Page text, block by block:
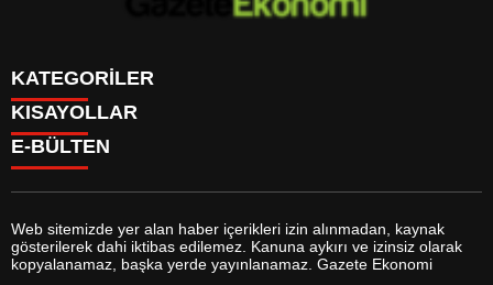
KATEGORİLER
GÜNDEM
DÜNYA
SİYASET
MAGAZİN
SAĞLIK
EĞİTİM
YAŞAM
KISAYOLLAR
BURÇLAR
FİKSTÜR
FİRMA EKLE
FİRMA REHBERİ
E-BÜLTEN
gazeteekonomi.com e-bültenine abone olarak, tarafınıza haber,
Web sitemizde yer alan haber içerikleri izin alınmadan, kaynak
gösterilerek dahi iktibas edilemez. Kanuna aykırı ve izinsiz olarak
kopyalanamaz, başka yerde yayınlanamaz. Gazete Ekonomi